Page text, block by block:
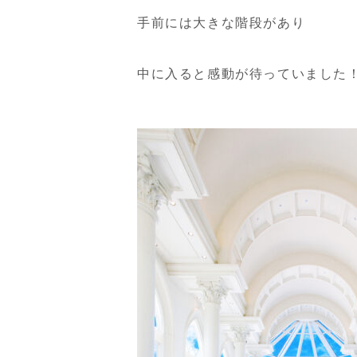
手前には大きな階段があり
中に入ると感動が待っていました